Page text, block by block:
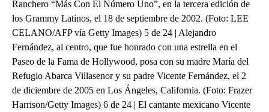
Ranchero “Más Con El Número Uno”, en la tercera edición de
los Grammy Latinos, el 18 de septiembre de 2002. (Foto: LEE
CELANO/AFP vía Getty Images) 5 de 24 | Alejandro
Fernández, al centro, que fue honrado con una estrella en el
Paseo de la Fama de Hollywood, posa con su madre María del
Refugio Abarca Villasenor y su padre Vicente Fernández, el 2
de diciembre de 2005 en Los Ángeles, California. (Foto: Frazer
Harrison/Getty Images) 6 de 24 | El cantante mexicano Vicente